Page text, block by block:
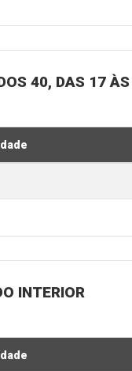
40, DAS 17
INTERIOR